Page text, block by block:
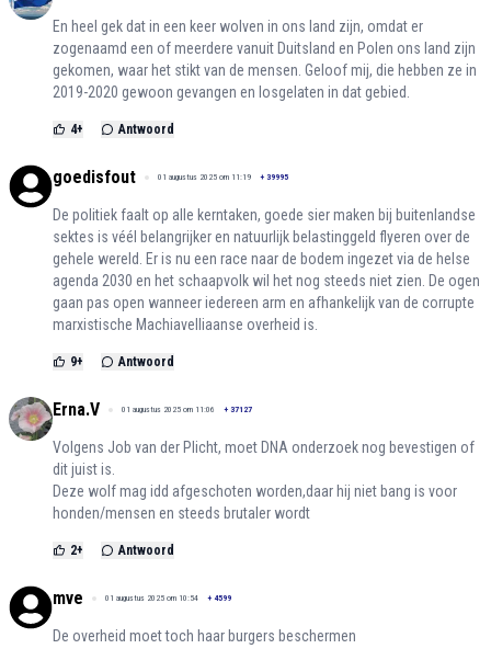
En heel gek dat in een keer wolven in ons land zijn, omdat er
zogenaamd een of meerdere vanuit Duitsland en Polen ons land zijn
gekomen, waar het stikt van de mensen. Geloof mij, die hebben ze in
2019-2020 gewoon gevangen en losgelaten in dat gebied.
4+ Antwoord
goedisfout 01 augustus 2025 om 11:19 + 39995
De politiek faalt op alle kerntaken, goede sier maken bij buitenlandse
sektes is véél belangrijker en natuurlijk belastinggeld flyeren over de
gehele wereld. Er is nu een race naar de bodem ingezet via de helse
agenda 2030 en het schaapvolk wil het nog steeds niet zien. De ogen
gaan pas open wanneer iedereen arm en afhankelijk van de corrupte
marxistische Machiavelliaanse overheid is.
9+ Antwoord
Erna.V 01 augustus 2025 om 11:06 + 37127
Volgens Job van der Plicht, moet DNA onderzoek nog bevestigen of
dit juist is.
Deze wolf mag idd afgeschoten worden,daar hij niet bang is voor
honden/mensen en steeds brutaler wordt
2+ Antwoord
mve 01 augustus 2025 om 10:54 + 4599
De overheid moet toch haar burgers beschermen